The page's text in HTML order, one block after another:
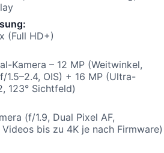
:
(Full HD+)
Kamera – 12 MP (Weitwinkel,
1.5–2.4, OIS) + 16 MP (Ultra-
123° Sichtfeld)
(f/1.9, Dual Pixel AF,
bis zu 4K je nach Firmware)